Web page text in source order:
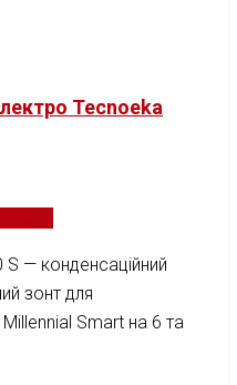
Tecnoeka
— конденсаційний
зонт для
Smart на 6 та